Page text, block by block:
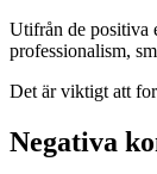
Utifrån de positiva
professionalism,
Det är viktigt att
Negativa